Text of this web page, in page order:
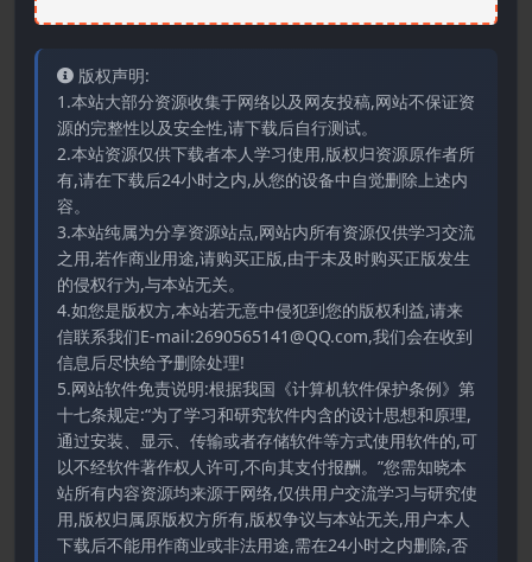
版权声明:
1.本站大部分资源收集于网络以及网友投稿,网站不保证资
源的完整性以及安全性,请下载后自行测试。
2.本站资源仅供下载者本人学习使用,版权归资源原作者所
有,请在下载后24小时之内,从您的设备中自觉删除上述内
容。
3.本站纯属为分享资源站点,网站内所有资源仅供学习交流
之用,若作商业用途,请购买正版,由于未及时购买正版发生
的侵权行为,与本站无关。
4.如您是版权方,本站若无意中侵犯到您的版权利益,请来
信联系我们E-mail:2690565141@QQ.com,我们会在收到
信息后尽快给予删除处理!
5.网站软件免责说明:根据我国《计算机软件保护条例》第
十七条规定:“为了学习和研究软件内含的设计思想和原理,
通过安装、显示、传输或者存储软件等方式使用软件的,可
以不经软件著作权人许可,不向其支付报酬。”您需知晓本
站所有内容资源均来源于网络,仅供用户交流学习与研究使
用,版权归属原版权方所有,版权争议与本站无关,用户本人
下载后不能用作商业或非法用途,需在24小时之内删除,否